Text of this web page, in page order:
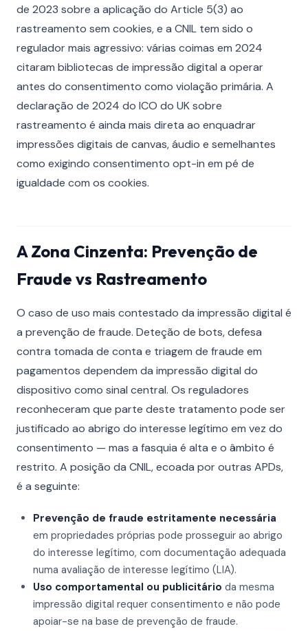
de 2023 sobre a aplicação do Article 5(3) ao
rastreamento sem cookies, e a CNIL tem sido o
regulador mais agressivo: várias coimas em 2024
citaram bibliotecas de impressão digital a operar
antes do consentimento como violação primária. A
declaração de 2024 do ICO do UK sobre
rastreamento é ainda mais direta ao enquadrar
impressões digitais de canvas, áudio e semelhantes
como exigindo consentimento opt-in em pé de
igualdade com os cookies.
A Zona Cinzenta: Prevenção de
Fraude vs Rastreamento
O caso de uso mais contestado da impressão digital é
a prevenção de fraude. Deteção de bots, defesa
contra tomada de conta e triagem de fraude em
pagamentos dependem da impressão digital do
dispositivo como sinal central. Os reguladores
reconheceram que parte deste tratamento pode ser
justificado ao abrigo do interesse legítimo em vez do
consentimento — mas a fasquia é alta e o âmbito é
restrito. A posição da CNIL, ecoada por outras APDs,
é a seguinte:
Prevenção de fraude estritamente necessária
em propriedades próprias pode prosseguir ao abrigo
do interesse legítimo, com documentação adequada
numa avaliação de interesse legítimo (LIA).
Uso comportamental ou publicitário da mesma
impressão digital requer consentimento e não pode
apoiar-se na base de prevenção de fraude.